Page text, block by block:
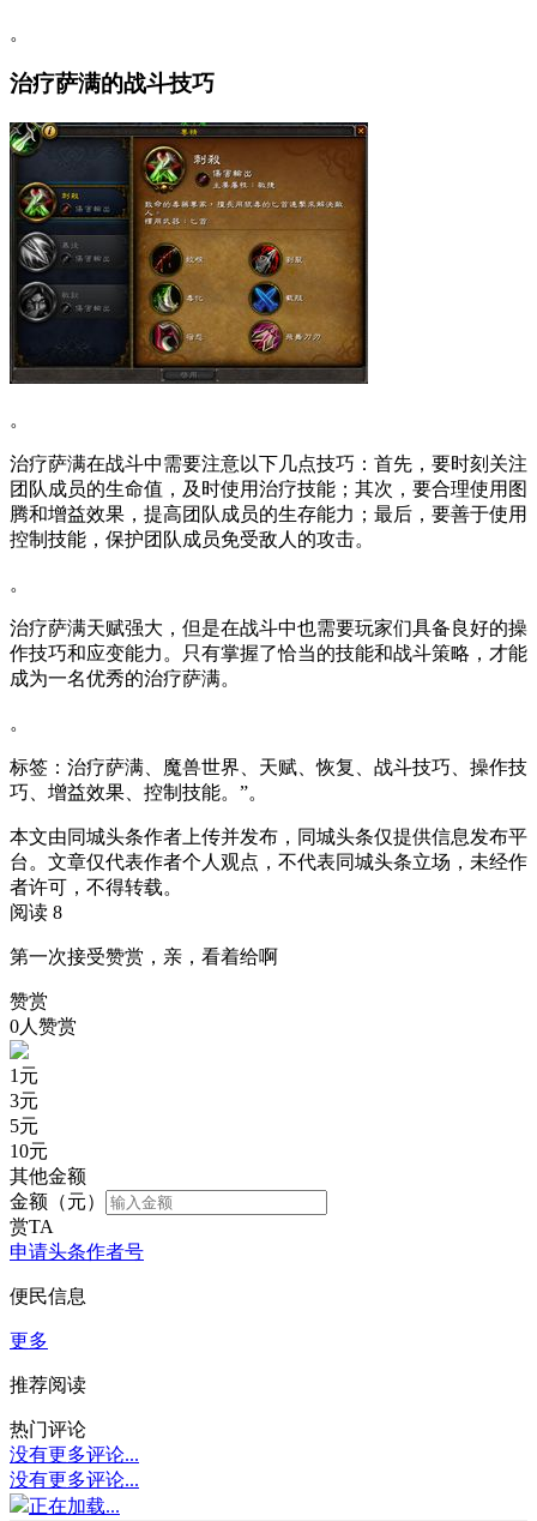
。
治疗萨满的战斗技巧
。
治疗萨满在战斗中需要注意以下几点技巧：首先，要时刻关注
团队成员的生命值，及时使用治疗技能；其次，要合理使用图
腾和增益效果，提高团队成员的生存能力；最后，要善于使用
控制技能，保护团队成员免受敌人的攻击。
。
治疗萨满天赋强大，但是在战斗中也需要玩家们具备良好的操
作技巧和应变能力。只有掌握了恰当的技能和战斗策略，才能
成为一名优秀的治疗萨满。
。
标签：治疗萨满、魔兽世界、天赋、恢复、战斗技巧、操作技
巧、增益效果、控制技能。”。
本文由同城头条作者上传并发布，同城头条仅提供信息发布平
台。文章仅代表作者个人观点，不代表同城头条立场，未经作
者许可，不得转载。
阅读 8
第一次接受赞赏，亲，看着给啊
赞赏
0人赞赏
1 元
3元
5元
10元
其他金额
金额（元）
赏TA
申请头条作者号
便民信息
更多
推荐阅读
热门评论
没有更多评论...
没有更多评论...
正在加载...